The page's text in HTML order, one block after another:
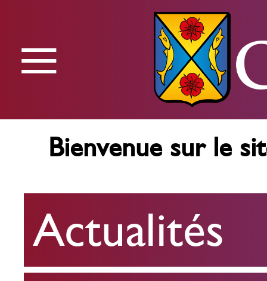
Menu
Actualités
Agenda
≡
Bienvenue sur le
Actualités